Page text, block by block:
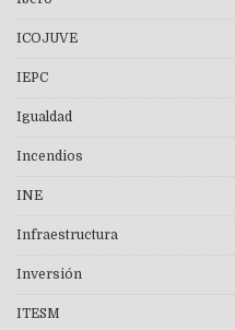
ICOJUVE
IEPC
Igualdad
Incendios
INE
Infraestructura
Inversión
ITESM